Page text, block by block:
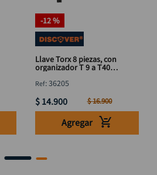
-12 %
Llave Torx 8 piezas, con
organizador T 9 a T40
:36205
$ 14.900 $16.900
Agregar